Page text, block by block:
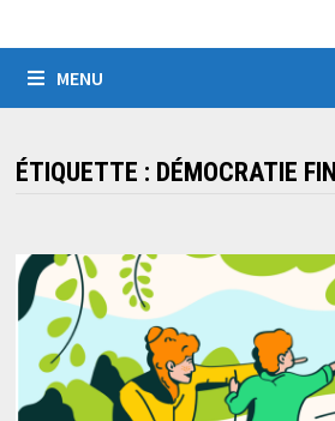
MENU
ÉTIQUETTE : DÉMOCRATIE